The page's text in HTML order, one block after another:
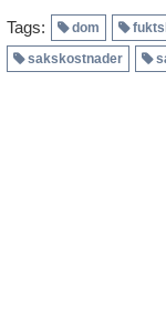
Tags: dom
sakskostnader